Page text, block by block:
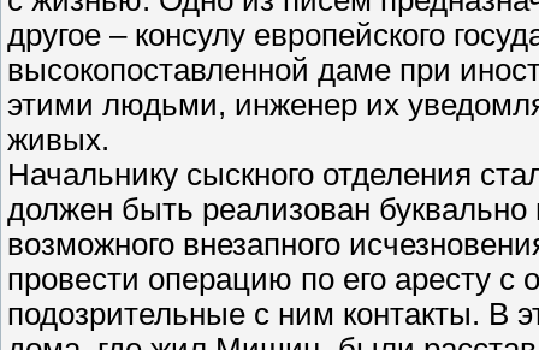
другое – консулу европейского
высокопоставленной даме при
этими людьми, инженер их
живых.
Начальнику сыскного отделения
должен быть реализован
возможного внезапного
провести операцию по его аресту
подозрительные с ним контакты. В